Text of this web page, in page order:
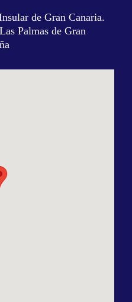
de Gran Canaria.
Palmas de Gran